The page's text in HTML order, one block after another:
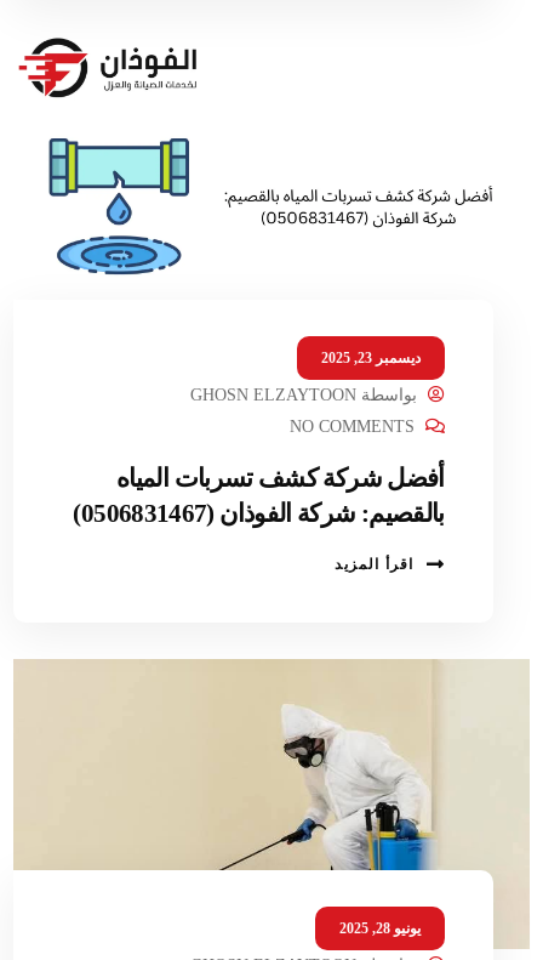
ديسمبر 23, 2025
بواسطةGHOSN ELZAYTOON
NO COMMENTS
أفضل شركة كشف تسربات المياه
بالقصيم: شركة الفوذان (0506831467)
اقرأ المزيد
يونيو 28, 2025